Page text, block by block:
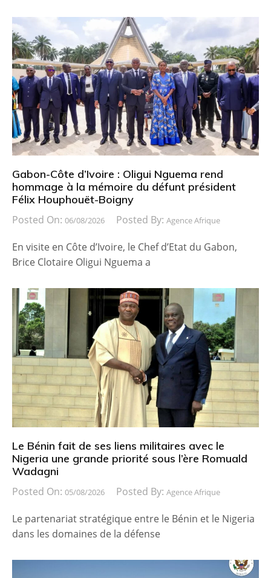
Gabon-Côte d’Ivoire : Oligui Nguema rend
hommage à la mémoire du défunt président
Félix Houphouët-Boigny
Posted On: 06/08/2026 Posted By: Agence Afrique
En visite en Côte d’Ivoire, le Chef d’Etat du Gabon,
Brice Clotaire Oligui Nguema a
Le Bénin fait de ses liens militaires avec le
Nigeria une grande priorité sous l’ère Romuald
Wadagni
Posted On: 05/08/2026 Posted By: Agence Afrique
Le partenariat stratégique entre le Bénin et le Nigeria
dans les domaines de la défense